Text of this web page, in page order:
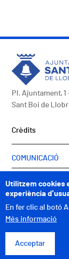
Pl. Ajuntament, 1
Sant Boi de
Peu
Crèdits
COMUNICACIÓ
A UN CLIC
WEBS
Utilitzem cookies
experiència
En fer clic al botó
Més informació
Acceptar